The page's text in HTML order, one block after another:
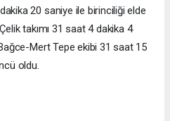
20 saniye ile birinciliği elde
takımı 31 saat 4 dakika 4
Mert Tepe ekibi 31 saat 15
oldu.